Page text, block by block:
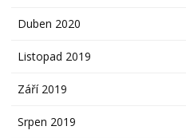
Duben 2020
Listopad 2019
Září 2019
Srpen 2019